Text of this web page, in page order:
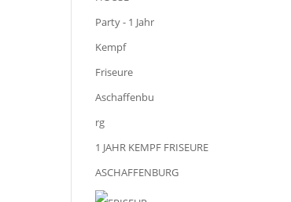
1 JAHR KEMPF FRISEURE
ASCHAFFENBURG